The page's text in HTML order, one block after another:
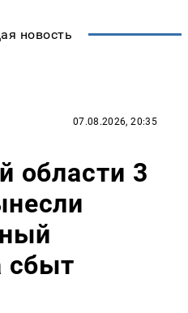
новость
07.08.2026, 20:35
области 3
сбыт